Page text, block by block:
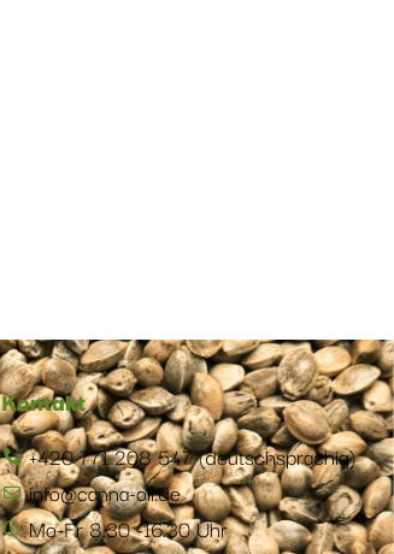
Kontakt
+420 771 208 547 (deutschsprachig)
info@canna-oil.de
Mo-Fr 8.30 -16.30 Uhr